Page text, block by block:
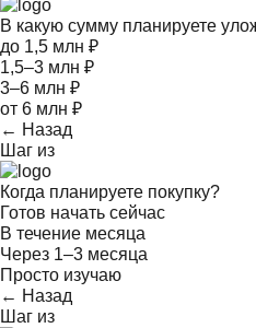
В какую сумму планируете
до 1,5 млн ₽
1,5–3 млн ₽
3–6 млн ₽
от 6 млн ₽
← Назад
Шаг из
Когда планируете покупку?
Готов начать сейчас
В течение месяца
Через 1–3 месяца
Просто изучаю
← Назад
Шаг из